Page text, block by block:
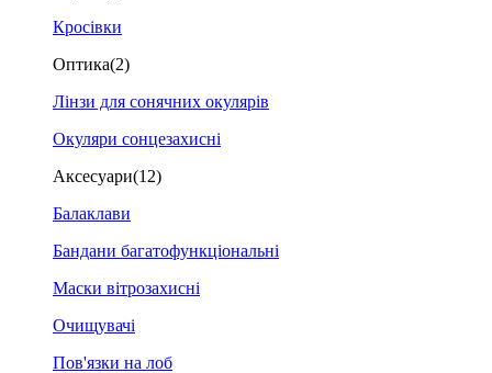
Кросівки
Оптика(2)
Лінзи для сонячних окулярів
Окуляри сонцезахисні
Аксесуари(12)
Балаклави
Бандани багатофункціональні
Маски вітрозахисні
Очищувачі
Пов'язки на лоб